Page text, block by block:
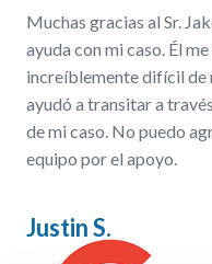
Muchas gracias al Sr.
ayuda con mi caso. Él
increíblemente difícil de
ayudó a transitar a
de mi caso. No puedo
equipo por el apoyo.
Justin S.